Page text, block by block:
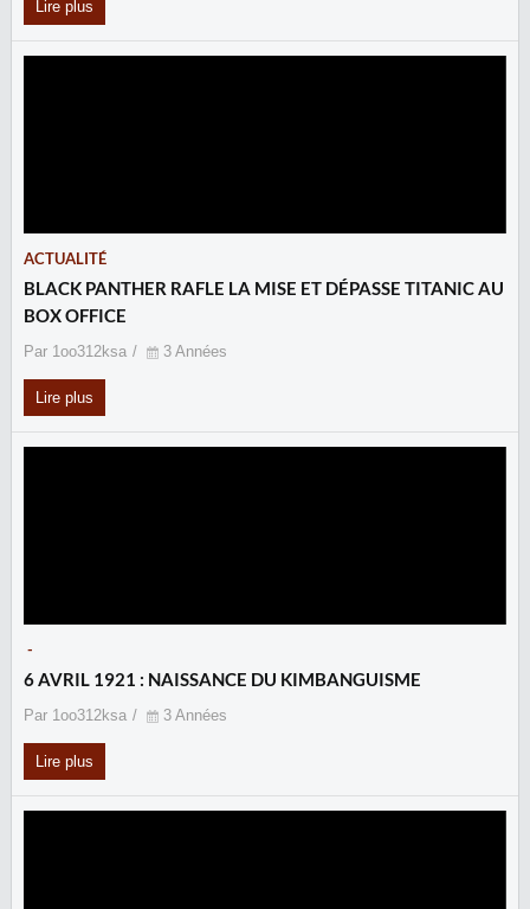
Lire plus
ACTUALITÉ
BLACK PANTHER RAFLE LA MISE ET DÉPASSE TITANIC AU
BOX OFFICE
Par 1oo312ksa 3 Années
Lire plus
-
6 AVRIL 1921 : NAISSANCE DU KIMBANGUISME
Par 1oo312ksa 3 Années
Lire plus